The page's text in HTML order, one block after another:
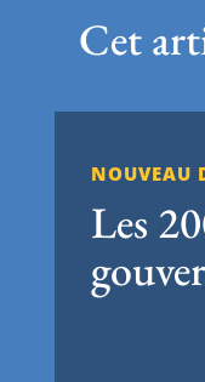
Cet
NOUVEAU
Les